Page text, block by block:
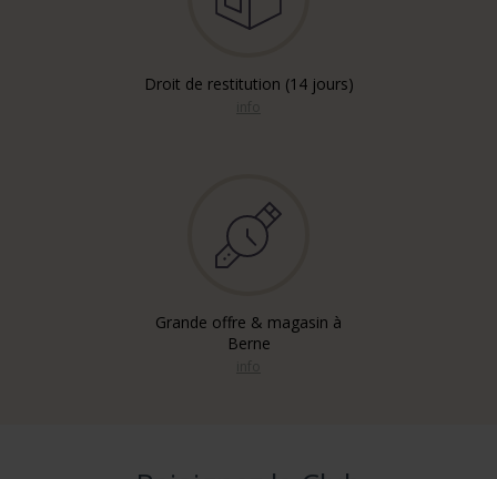
Droit de restitution (14 jours)
Grande offre & magasin à
Berne